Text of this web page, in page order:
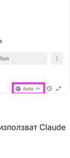
Claude